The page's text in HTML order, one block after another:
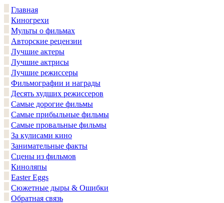
Главная
Киногрехи
Мульты о фильмах
Авторские рецензии
Лучшие актеры
Лучшие актрисы
Лучшие режиссеры
Фильмографии и награды
Десять худших режиссеров
Самые дорогие фильмы
Самые прибыльные фильмы
Самые провальные фильмы
За кулисами кино
Занимательные факты
Сцены из фильмов
Киноляпы
Easter Eggs
Сюжетные дыры & Ошибки
Обратная связь